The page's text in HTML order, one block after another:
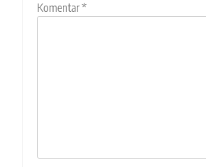
Komentar*